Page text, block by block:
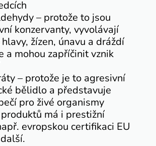
– protože to jsou
konzervanty, vyvolávají
žízen, únavu a dráždí
a mohou zapříčinit vznik
– protože je to agresivní
bělidlo a představuje
pro živé organismy
má i prestižní
evropskou certifikaci EU